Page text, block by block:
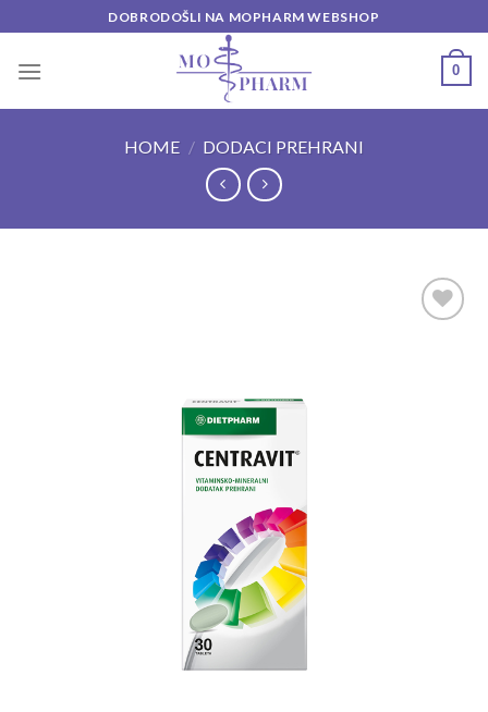
to
content
DOBRODOŠLI NA MOPHARM WEBSHOP
0
HOME / DODACI PREHRANI